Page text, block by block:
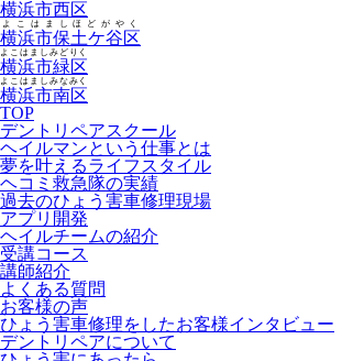
横浜市西区
横浜市保土ケ谷区
よこはましほどがやく
横浜市緑区
よこはましみどりく
横浜市南区
よこはましみなみく
TOP
デントリペアスクール
ヘイルマンという仕事とは
夢を叶えるライフスタイル
ヘコミ救急隊の実績
過去のひょう害車修理現場
アプリ開発
ヘイルチームの紹介
受講コース
講師紹介
よくある質問
お客様の声
ひょう害車修理をしたお客様インタビュー
デントリペアについて